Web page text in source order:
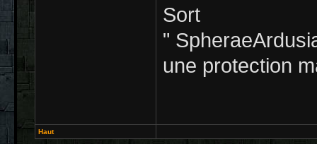
Sort
"
une protection
Haut